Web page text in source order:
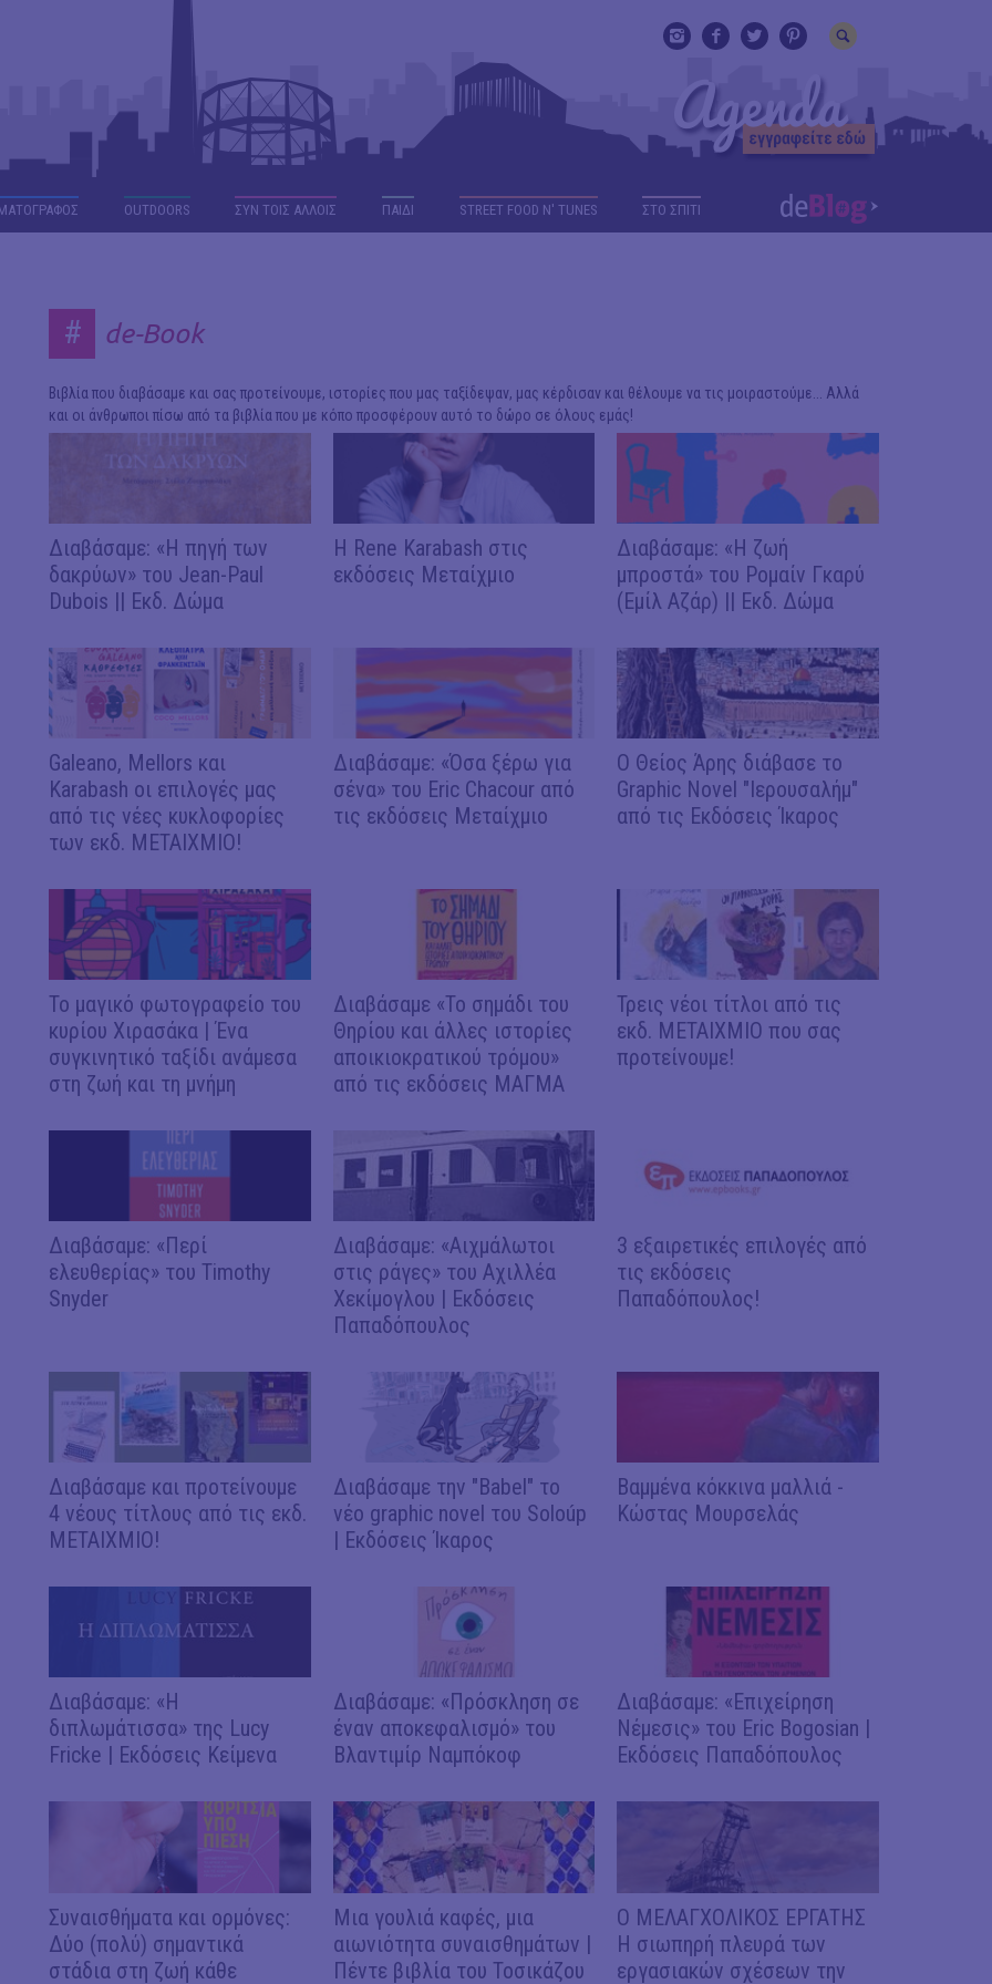
OUTDΟORS ΣΥΝ ΤΟΙΣ ΑΛΛΟΙΣ ΠΑΙΔΙ STREET FOOD N' TUNES ΣΤΟ ΣΠΙΤΙ
# de-Book
Βιβλία που διαβάσαμε και σας προτείνουμε, ιστορίες που μας ταξίδεψαν, μας κέρδισαν και θέλουμε να τις μοιραστούμε... Αλλά
και οι άνθρωποι πίσω από τα βιβλία που με κόπο προσφέρουν αυτό το δώρο σε όλους εμάς!
Διαβάσαμε: «Η πηγή των
δακρύων» του Jean-Paul
Dubois || Εκδ. Δώμα
Η Rene Karabash στις
εκδόσεις Μεταίχμιο
Διαβάσαμε: «Η ζωή
μπροστά» του Ρομαίν Γκαρύ
(Εμίλ Αζάρ) || Εκδ. Δώμα
Galeano, Mellors και
Karabash οι επιλογές μας
από τις νέες κυκλοφορίες
των εκδ. ΜΕΤΑΙΧΜΙΟ!
Διαβάσαμε: «Όσα ξέρω για
σένα» του Eric Chacour από
τις εκδόσεις Μεταίχμιο
Ο Θείος Άρης διάβασε το
Graphic Novel "Ιερουσαλήμ"
από τις Εκδόσεις Ίκαρος
Το μαγικό φωτογραφείο του
κυρίου Χιρασάκα | Ένα
συγκινητικό ταξίδι ανάμεσα
στη ζωή και τη μνήμη
Διαβάσαμε «Το σημάδι του
Θηρίου και άλλες ιστορίες
αποικιοκρατικού τρόμου»
από τις εκδόσεις ΜΑΓΜΑ
Τρεις νέοι τίτλοι από τις
εκδ. ΜΕΤΑΙΧΜΙΟ που σας
προτείνουμε!
Διαβάσαμε: «Περί
ελευθερίας» του Timothy
Snyder
Διαβάσαμε: «Αιχμάλωτοι
στις ράγες» του Αχιλλέα
Χεκίμογλου | Εκδόσεις
Παπαδόπουλος
3 εξαιρετικές επιλογές από
τις εκδόσεις
Παπαδόπουλος!
Διαβάσαμε και προτείνουμε
4 νέους τίτλους από τις εκδ.
ΜΕΤΑΙΧΜΙΟ!
Διαβάσαμε την "Babel" το
νέο graphic novel του Soloúp
| Εκδόσεις Ίκαρος
Βαμμένα κόκκινα μαλλιά -
Κώστας Μουρσελάς
Διαβάσαμε: «Η
διπλωμάτισσα» της Lucy
Fricke | Εκδόσεις Κείμενα
Διαβάσαμε: «Πρόσκληση σε
έναν αποκεφαλισμό» του
Βλαντιμίρ Ναμπόκοφ
Διαβάσαμε: «Επιχείρηση
Νέμεσις» του Eric Bogosian |
Εκδόσεις Παπαδόπουλος
Συναισθήματα και ορμόνες:
Δύο (πολύ) σημαντικά
στάδια στη ζωή κάθε
Μια γουλιά καφές, μια
αιωνιότητα συναισθημάτων |
Πέντε βιβλία του Τοσικάζου
Ο ΜΕΛΑΓΧΟΛΙΚΟΣ ΕΡΓΑΤΗΣ
Η σιωπηρή πλευρά των
εργασιακών σχέσεων την